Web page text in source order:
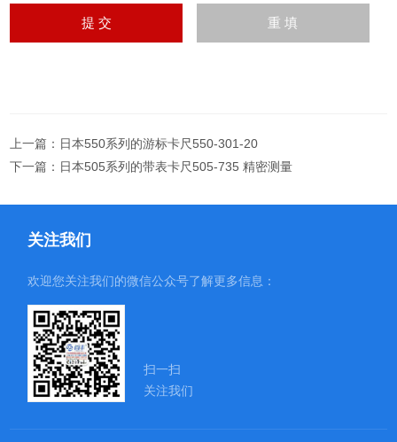
上一篇： 日本550系列的游标卡尺550-301-20
下一篇： 日本505系列的带表卡尺505-735 精密测量
关注我们
欢迎您关注我们的微信公众号了解更多信息：
扫一扫
关注我们